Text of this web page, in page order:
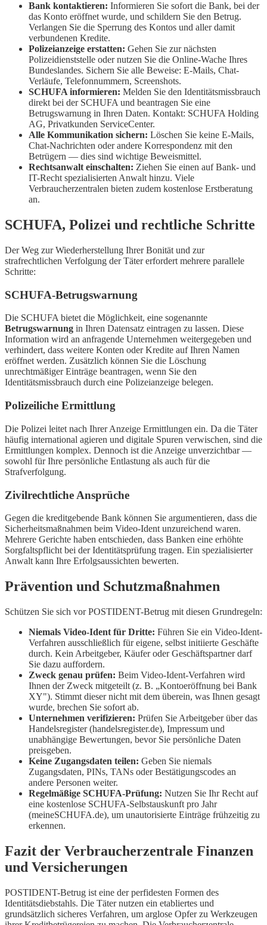
Bank kontaktieren: Informieren Sie sofort die Bank, bei der
das Konto eröffnet wurde, und schildern Sie den Betrug.
Verlangen Sie die Sperrung des Kontos und aller damit
verbundenen Kredite.
Polizeianzeige erstatten: Gehen Sie zur nächsten
Polizeidienststelle oder nutzen Sie die Online-Wache Ihres
Bundeslandes. Sichern Sie alle Beweise: E-Mails, Chat-
Verläufe, Telefonnummern, Screenshots.
SCHUFA informieren: Melden Sie den Identitätsmissbrauch
direkt bei der SCHUFA und beantragen Sie eine
Betrugswarnung in Ihren Daten. Kontakt: SCHUFA Holding
AG, Privatkunden ServiceCenter.
Alle Kommunikation sichern: Löschen Sie keine E-Mails,
Chat-Nachrichten oder andere Korrespondenz mit den
Betrügern — dies sind wichtige Beweismittel.
Rechtsanwalt einschalten: Ziehen Sie einen auf Bank- und
IT-Recht spezialisierten Anwalt hinzu. Viele
Verbraucherzentralen bieten zudem kostenlose Erstberatung
an.
SCHUFA, Polizei und rechtliche Schritte
Der Weg zur Wiederherstellung Ihrer Bonität und zur
strafrechtlichen Verfolgung der Täter erfordert mehrere parallele
Schritte:
SCHUFA-Betrugswarnung
Die SCHUFA bietet die Möglichkeit, eine sogenannte
Betrugswarnung in Ihren Datensatz eintragen zu lassen. Diese
Information wird an anfragende Unternehmen weitergegeben und
verhindert, dass weitere Konten oder Kredite auf Ihren Namen
eröffnet werden. Zusätzlich können Sie die Löschung
unrechtmäßiger Einträge beantragen, wenn Sie den
Identitätsmissbrauch durch eine Polizeianzeige belegen.
Polizeiliche Ermittlung
Die Polizei leitet nach Ihrer Anzeige Ermittlungen ein. Da die Täter
häufig international agieren und digitale Spuren verwischen, sind die
Ermittlungen komplex. Dennoch ist die Anzeige unverzichtbar —
sowohl für Ihre persönliche Entlastung als auch für die
Strafverfolgung.
Zivilrechtliche Ansprüche
Gegen die kreditgebende Bank können Sie argumentieren, dass die
Sicherheitsmaßnahmen beim Video-Ident unzureichend waren.
Mehrere Gerichte haben entschieden, dass Banken eine erhöhte
Sorgfaltspflicht bei der Identitätsprüfung tragen. Ein spezialisierter
Anwalt kann Ihre Erfolgsaussichten bewerten.
Prävention und Schutzmaßnahmen
Schützen Sie sich vor POSTIDENT-Betrug mit diesen Grundregeln:
Niemals Video-Ident für Dritte: Führen Sie ein Video-Ident-
Verfahren ausschließlich für eigene, selbst initiierte Geschäfte
durch. Kein Arbeitgeber, Käufer oder Geschäftspartner darf
Sie dazu auffordern.
Zweck genau prüfen: Beim Video-Ident-Verfahren wird
Ihnen der Zweck mitgeteilt (z. B. „Kontoeröffnung bei Bank
XY"). Stimmt dieser nicht mit dem überein, was Ihnen gesagt
wurde, brechen Sie sofort ab.
Unternehmen verifizieren: Prüfen Sie Arbeitgeber über das
Handelsregister (handelsregister.de), Impressum und
unabhängige Bewertungen, bevor Sie persönliche Daten
preisgeben.
Keine Zugangsdaten teilen: Geben Sie niemals
Zugangsdaten, PINs, TANs oder Bestätigungscodes an
andere Personen weiter.
Regelmäßige SCHUFA-Prüfung: Nutzen Sie Ihr Recht auf
eine kostenlose SCHUFA-Selbstauskunft pro Jahr
(meineSCHUFA.de), um unautorisierte Einträge frühzeitig zu
erkennen.
Fazit der Verbraucherzentrale Finanzen
und Versicherungen
POSTIDENT-Betrug ist eine der perfidesten Formen des
Identitätsdiebstahls. Die Täter nutzen ein etabliertes und
grundsätzlich sicheres Verfahren, um arglose Opfer zu Werkzeugen